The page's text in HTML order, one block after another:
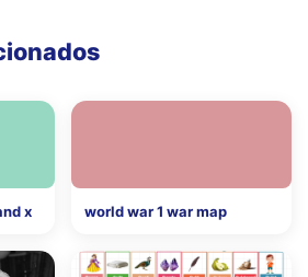
x world war 1 war map